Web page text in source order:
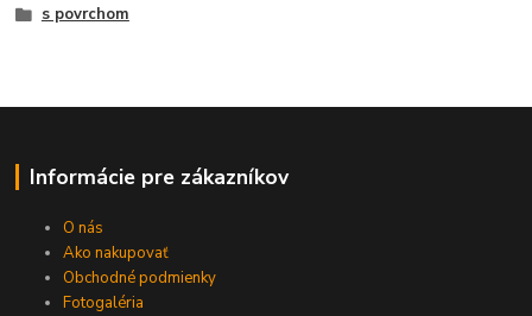
s povrchom
Informácie pre zákazníkov
O nás
Ako nakupovať
Obchodné podmienky
Fotogaléria